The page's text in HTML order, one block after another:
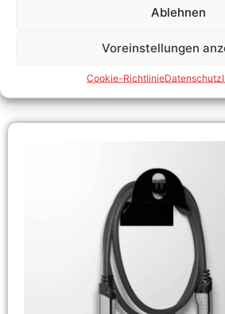
Ablehnen
Voreinstellungen
Cookie-RichtlinieDatenschutz
Passendes